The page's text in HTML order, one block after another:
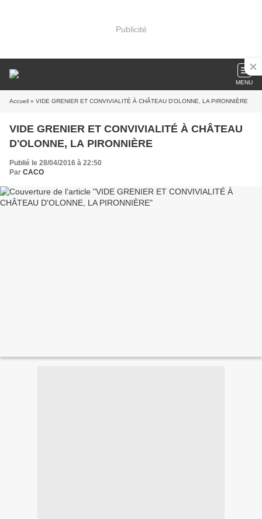
Publicité
MENU
Accueil » VIDE GRENIER ET CONVIVIALITÉ À CHÂTEAU D'OLONNE, LA PIRONNIÈRE
VIDE GRENIER ET CONVIVIALITÉ À CHÂTEAU
D'OLONNE, LA PIRONNIÈRE
Publié le 28/04/2016 à 22:50
Par CACO